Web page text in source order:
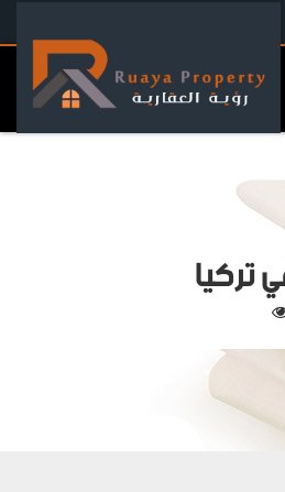
تركيا